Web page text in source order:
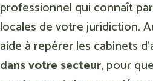
professionnel qui connaît
locales de votre juridiction.
aide à repérer les cabinets
dans votre secteur, pour